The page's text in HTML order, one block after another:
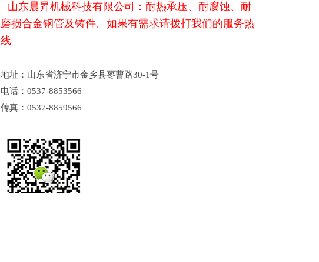
山东晨昇机械科技有限公司：耐热承压、耐腐蚀、耐
磨损合金钢管及铸件。如果有需求请拨打我们的服务热
线
地址：山东省济宁市金乡县枣曹路30-1号
电话：0537-8853566
传真：0537-8859566